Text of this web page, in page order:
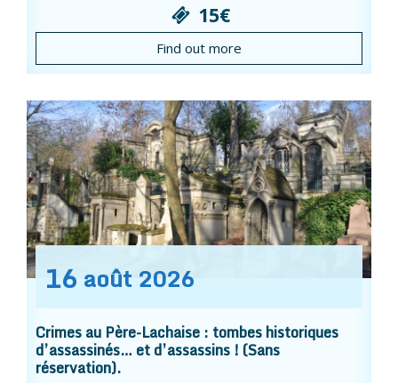
15€
Find out more
16 août 2026
Crimes au Père-Lachaise : tombes historiques
d’assassinés… et d’assassins ! (Sans
réservation).